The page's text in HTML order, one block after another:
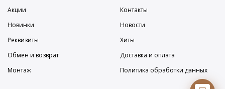
Акции
Контакты
Новинки
Новости
Реквизиты
Хиты
Обмен и возврат
Доставка и оплата
Монтаж
Политика обработки данных